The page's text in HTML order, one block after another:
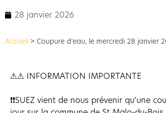
28 janvier 2026
Accueil > Coupure d’eau, le mercredi 28 janvier
⚠⚠ INFORMATION IMPORTANTE
❗❗SUEZ vient de nous prévenir qu’une